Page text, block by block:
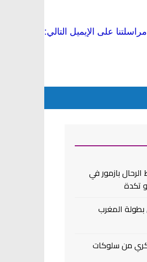
على الإيميل التالي:
بازمور في
تكدة
المغرب
من سلوكات